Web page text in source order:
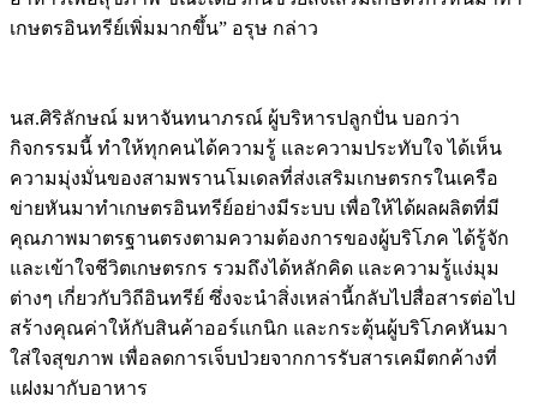
เกษตรอินทรีย์เพิ่มมากขึ้น” อรุษ กล่าว
นส.ศิริลักษณ์ มหาจันทนาภรณ์ ผู้บริหารปลูกปั่น บอกว่า
กิจกรรมนี้ ทำให้ทุกคนได้ความรู้ และความประทับใจ ได้เห็น
ความมุ่งมั่นของสามพรานโมเดลที่ส่งเสริมเกษตรกรในเครือ
ข่ายหันมาทำเกษตรอินทรีย์อย่างมีระบบ เพื่อให้ได้ผลผลิตที่มี
คุณภาพมาตรฐานตรงตามความต้องการของผู้บริโภค ได้รู้จัก
และเข้าใจชีวิตเกษตรกร รวมถึงได้หลักคิด และความรู้แง่มุม
ต่างๆ เกี่ยวกับวิถีอินทรีย์ ซึ่งจะนำสิ่งเหล่านี้กลับไปสื่อสารต่อไป
สร้างคุณค่าให้กับสินค้าออร์แกนิก และกระตุ้นผู้บริโภคหันมา
ใส่ใจสุขภาพ เพื่อลดการเจ็บป่วยจากการรับสารเคมีตกค้างที่
แฝงมากับอาหาร